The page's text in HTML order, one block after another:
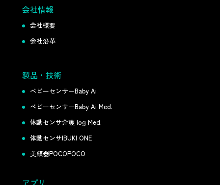
会社情報
会社概要
会社沿革
製品・技術
ベビーセンサーBaby Ai
ベビーセンサーBaby Ai Med.
体動センサ介護 log Med.
体動センサIBUKI ONE
美顔器POCOPOCO
アプリ